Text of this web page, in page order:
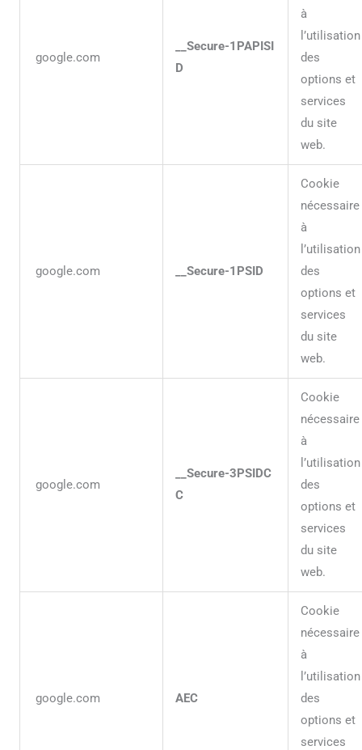
google.com
__Secure-1PAPISI
D
à
l’utilisation
des
options et
services
du site
web.
google.com __Secure-1PSID
Cookie
nécessaire
à
l’utilisation
des
options et
services
du site
web.
google.com
__Secure-3PSIDC
C
Cookie
nécessaire
à
l’utilisation
des
options et
services
du site
web.
google.com AEC
Cookie
nécessaire
à
l’utilisation
des
options et
services